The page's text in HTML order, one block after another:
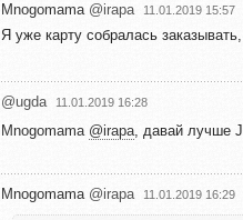
Mnogomama @irapa 11.01.2019 15:57
Я уже карту собралась
@ugda 11.01.2019 16:28
Mnogomama @irapa, давай лучше
Mnogomama @irapa 11.01.2019 16:29